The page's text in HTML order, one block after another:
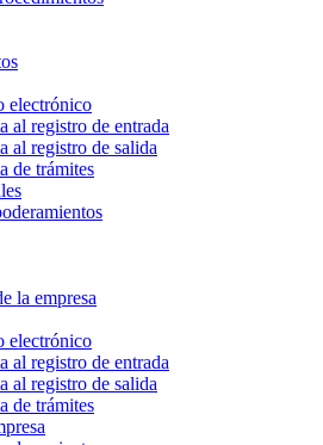
electrónico
al registro de entrada
al registro de salida
de trámites
la empresa
electrónico
al registro de entrada
al registro de salida
de trámites